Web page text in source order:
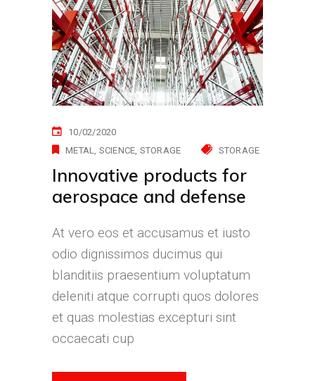
10/02/2020
METAL SCIENCE STORAGE STORAGE
Innovative products for
aerospace and defense
At vero eos et accusamus et iusto
odio dignissimos ducimus qui
blanditiis praesentium voluptatum
deleniti atque corrupti quos dolores
et quas molestias excepturi sint
occaecati cup